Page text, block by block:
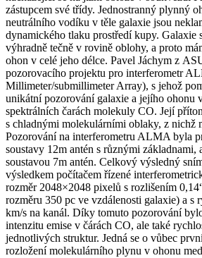
zástupcem své třídy. Jednostranný plynný
neutrálního vodíku v těle galaxie jsou
dynamického tlaku prostředí kupy. Galaxie
výhradně tečně v rovině oblohy, a proto
ohon v celé jeho délce. Pavel Jáchym z
pozorovacího projektu pro interferometr
Millimeter/submillimeter Array), s jehož
unikátní pozorování galaxie a jejího ohonu
spektrálních čarách molekuly CO. Její
s chladnými molekulárními oblaky, z nichž
Pozorování na interferometru ALMA byla
soustavy 12m antén s různými základnami,
soustavou 7m antén. Celkový výsledný
výsledkem počítačem řízené
rozměr 2048×2048 pixelů s rozlišením
rozměru 350 pc ve vzdálenosti galaxie) a s
km/s na kanál. Díky tomuto pozorování
intenzitu emise v čárách CO, ale také
jednotlivých struktur. Jedná se o vůbec
rozložení molekulárního plynu v ohonu